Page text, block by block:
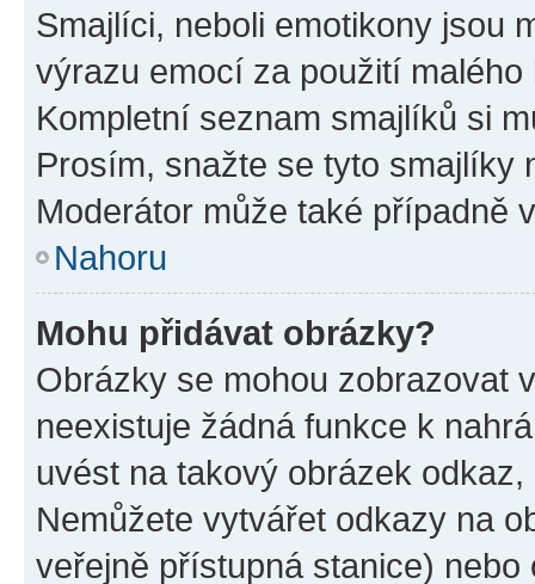
Smajlíci, neboli emotikony jsou
výrazu emocí za použití
Kompletní seznam smajlíků si
Prosím, snažte se tyto smajlíky
Moderátor může také případně
Nahoru
Mohu přidávat obrázky?
Obrázky se mohou zobrazovat
neexistuje žádná funkce k
uvést na takový obrázek
Nemůžete vytvářet odkazy na
veřejně přístupná stanice)